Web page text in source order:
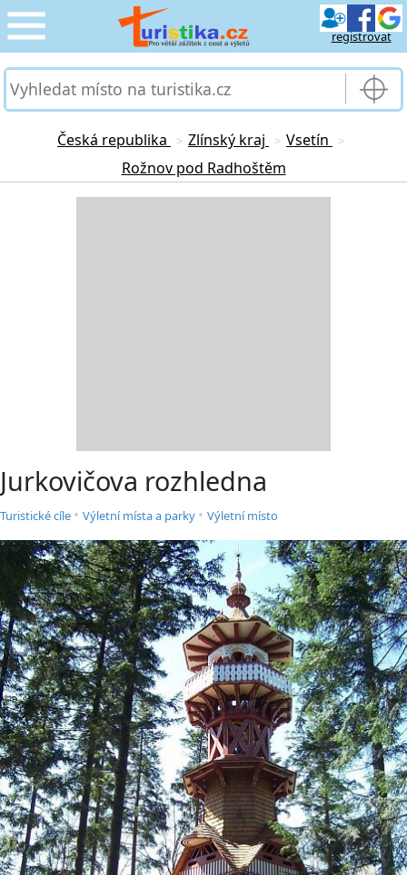
registrovat
CESTOVÁNÍ
SLUŽBY & DOPRAVA
›
Česká republika > Zlínský kraj > Vsetín >
Rožnov pod Radhoštěm
Jurkovičova rozhledna
Turistické cíle • Výletní místa a parky • Výletní místo